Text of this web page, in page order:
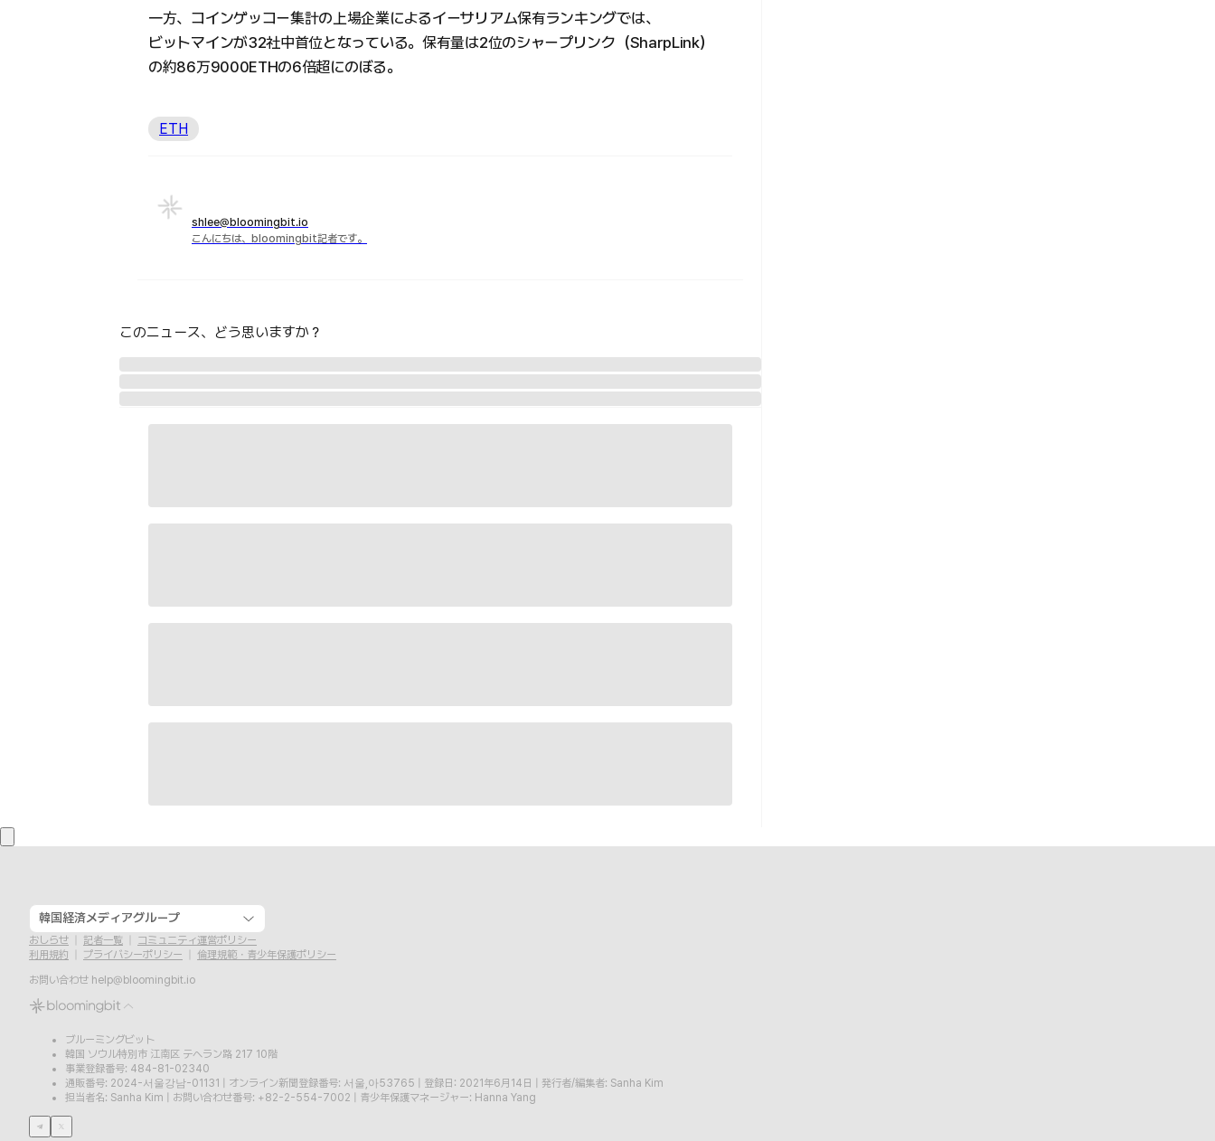
一方、コインゲッコー集計の上場企業によるイーサリアム保有ランキングでは、
ビットマインが32社中首位となっている。保有量は2位のシャープリンク（SharpLink）
の約86万9000ETHの6倍超にのぼる。
ETH
shlee@bloomingbit.io
こんにちは、bloomingbit記者です。
このニュース、どう思いますか？
韓国経済メディアグループ
おしらせ 記者一覧
コミュニティ運営ポリシー
利用規約
プライバシーポリシー
倫理規範・青少年保護ポリシー
お問い合わせ help@bloomingbit.io
ブルーミングビット
韓国 ソウル特別市 江南区 テヘラン路 217 10階
事業登録番号: 484-81-02340
通販番号: 2024-서울강남-01131
オンライン新聞登録番号: 서울,아53765 登録日: 2021年6月14日
発行者/編集者: Sanha Kim
担当者名: Sanha Kim
お問い合わせ番号: +82-2-554-7002 青少年保護マネージャー: Hanna Yang